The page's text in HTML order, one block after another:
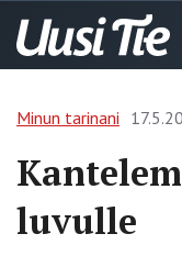
Minun tarinani
luvulle